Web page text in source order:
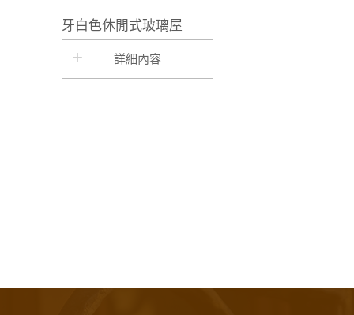
牙白色休閒式玻璃屋
詳細內容